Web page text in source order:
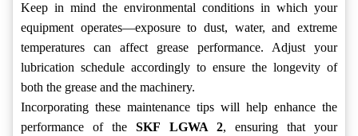
Keep in mind the environmental conditions in which your
equipment operates—exposure to dust, water, and extreme
temperatures can affect grease performance. Adjust your
lubrication schedule accordingly to ensure the longevity of
both the grease and the machinery.
Incorporating these maintenance tips will help enhance the
performance of theSKF LGWA 2, ensuring that your